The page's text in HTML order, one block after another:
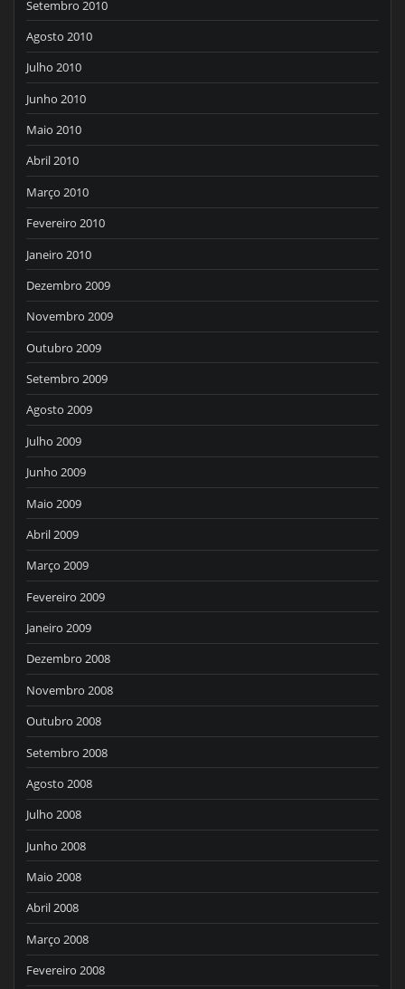
Setembro 2010
Agosto 2010
Julho 2010
Junho 2010
Maio 2010
Abril 2010
Março 2010
Fevereiro 2010
Janeiro 2010
Dezembro 2009
Novembro 2009
Outubro 2009
Setembro 2009
Agosto 2009
Julho 2009
Junho 2009
Maio 2009
Abril 2009
Março 2009
Fevereiro 2009
Janeiro 2009
Dezembro 2008
Novembro 2008
Outubro 2008
Setembro 2008
Agosto 2008
Julho 2008
Junho 2008
Maio 2008
Abril 2008
Março 2008
Fevereiro 2008